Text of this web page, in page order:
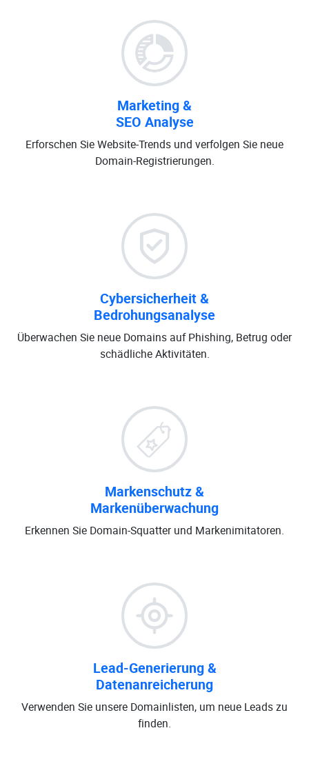
Marketing &
SEO Analyse
Erforschen Sie Website-Trends und verfolgen Sie neue
Domain-Registrierungen.
Cybersicherheit &
Bedrohungsanalyse
Überwachen Sie neue Domains auf Phishing, Betrug oder
schädliche Aktivitäten.
Markenschutz &
Markenüberwachung
Erkennen Sie Domain-Squatter und Markenimitatoren.
Lead-Generierung &
Datenanreicherung
Verwenden Sie unsere Domainlisten, um neue Leads zu
finden.